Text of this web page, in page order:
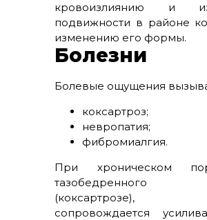
кровоизлиянию и
подвижности в районе
изменению его формы.
Болезни
Болевые ощущения
коксартроз;
невропатия;
фибромиалгия.
При хроническом
тазобедренного
(коксартрозе),
сопровождается